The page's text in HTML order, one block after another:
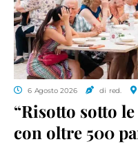
6 Agosto 2026 di red.
“Risotto sotto
con oltre 500